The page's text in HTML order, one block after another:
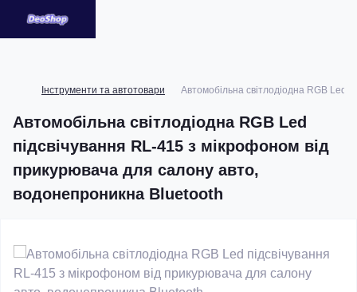
Інструменти та автотовари Автомобільна світлодіодна RGB Led
Автомобільна світлодіодна RGB Led
підсвічування RL-415 з мікрофоном від
прикурювача для салону авто,
водонепроникна Bluetooth